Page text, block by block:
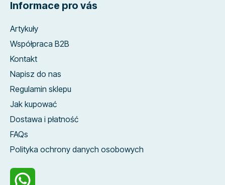
Informace pro vás
Artykuły
Współpraca B2B
Kontakt
Napisz do nas
Regulamin sklepu
Jak kupować
Dostawa i płatność
FAQs
Polityka ochrony danych osobowych